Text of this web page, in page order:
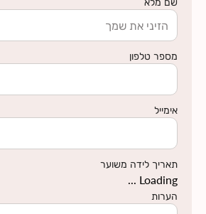
מספר טלפון
אימייל
תאריך לידה משוער
Loading ...
הערות